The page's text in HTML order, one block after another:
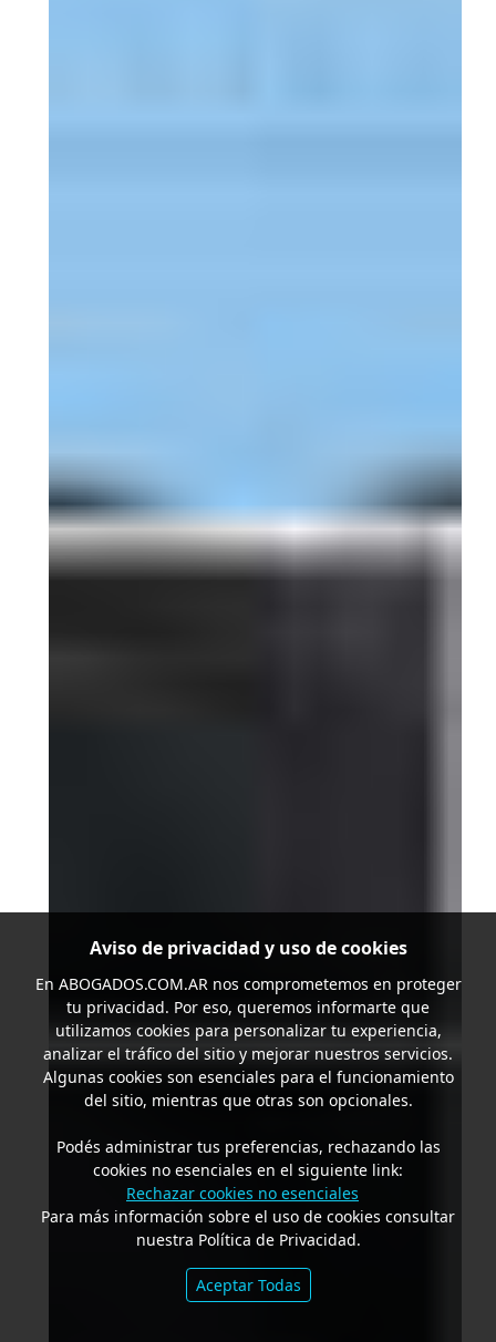
Aviso de privacidad y uso de cookies
En ABOGADOS.COM.ARnos comprometemos en proteger
tu privacidad. Por eso, queremos informarte que
utilizamos cookies para personalizar tu experiencia,
analizar el tráfico del sitio y mejorar nuestros servicios.
Algunas cookies son esenciales para el funcionamiento
del sitio, mientras que otras son opcionales.
Podés administrar tus preferencias, rechazando las
cookies no esenciales en el siguiente link:
Rechazar cookies no esenciales
Para más información sobre el uso de cookies consultar
nuestra Política de Privacidad.
Aceptar Todas